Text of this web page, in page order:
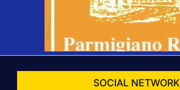
SOCIAL NETWORK